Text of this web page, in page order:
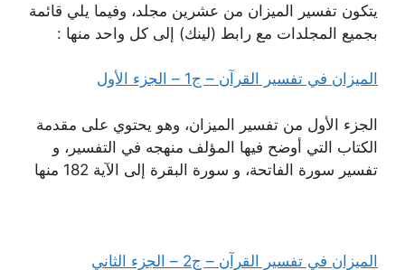
يتكون تفسير الميزان من عشرين مجلد، وفيما يلي قائمة
بجميع المجلدات مع رابط (لينك) إلى كل واحد منها :
الميزان في تفسير القرآن – ج1 – الجزء الأول‌
الجزء الأول من تفسير الميزان، وهو يحتوي على مقدمة
الكتاب التي أوضح فيها المؤلف منهجه في التفسير، و
تفسير سورة الفاتحة، و سورة البقرة إلى الآية 182 منها
الميزان في تفسير القرآن – ج2 – الجزء الثاني